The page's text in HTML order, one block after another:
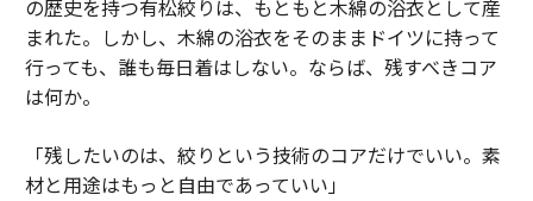
の歴史を持つ有松絞りは、もともと木綿の浴衣として産
まれた。しかし、木綿の浴衣をそのままドイツに持って
行っても、誰も毎日着はしない。ならば、残すべきコア
は何か。
「残したいのは、絞りという技術のコアだけでいい。素
材と用途はもっと自由であっていい」